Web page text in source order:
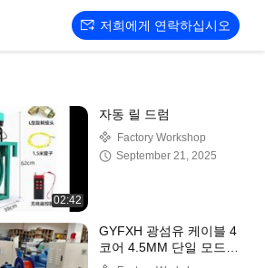
저희에게 연락하십시오
02:42
자동 릴 드럼
Factory Workshop
September 21, 2025
GYFXH 광섬유 케이블 4
코어 4.5MM 단일 모드,
비무장 30kg/km(드럼당